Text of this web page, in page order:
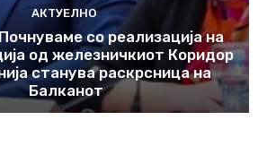
АКТУЕЛНО
со реализација на
од железничкиот Коридор
станува раскрсница на
Балканот